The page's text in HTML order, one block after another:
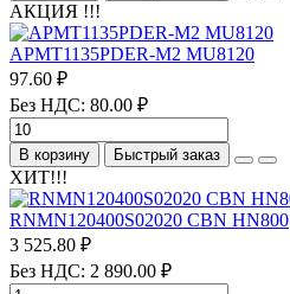
АКЦИЯ !!!
APMT1135PDER-M2 MU8120
97.60 ₽
Без НДС: 80.00 ₽
В корзину Быстрый заказ
ХИТ!!!
RNMN120400S02020 CBN HN800
3 525.80 ₽
Без НДС: 2 890.00 ₽